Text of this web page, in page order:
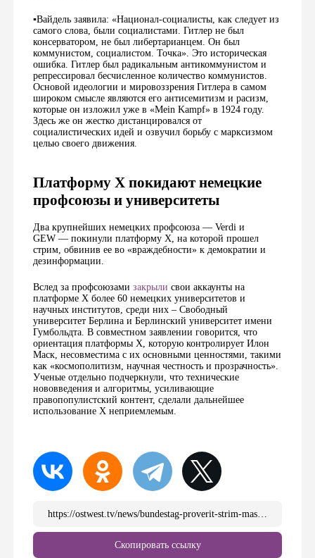
▪️Вайдель заявила: «Национал-социалисты, как следует из
самого слова, были социалистами. Гитлер не был
консерватором, не был либертарианцем. Он был
коммунистом, социалистом. Точка». Это историческая
ошибка. Гитлер был радикальным антикоммунистом и
репрессировал бесчисленное количество коммунистов.
Основой идеологии и мировоззрения Гитлера в самом
широком смысле являются его антисемитизм и расизм,
которые он изложил уже в «Mein Kampf» в 1924 году.
Здесь же он жестко дистанцировался от
социалистических идей и озвучил борьбу с марксизмом
целью своего движения.
Платформу X покидают немецкие
профсоюзы и университеты
Два крупнейших немецких профсоюза — Verdi и
GEW — покинули платформу Х, на которой прошел
стрим, обвинив ее во «враждебности» к демократии и
дезинформации.
Вслед за профсоюзами закрыли свои аккаунты на
платформе X более 60 немецких университетов и
научных институтов, среди них – Свободный
университет Берлина и Берлинский университет имени
Гумбольдта. В совместном заявлении говорится, что
ориентация платформы Х, которую контролирует Илон
Маск, несовместима с их основными ценностями, такими
как «космополитизм, научная честность и прозрачность».
Ученые отдельно подчеркнули, что технические
нововведения и алгоритмы, усиливающие
правопопулистский контент, сделали дальнейшее
использование Х неприемлемым.
https://ostwest.tv/news/bundestag-proverit-strim-maska-s-vajdel-na-predmet-vmeshatelstva-v-nemeckie-vybory/
Скопировать ссылку